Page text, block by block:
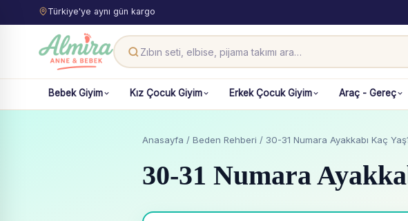
Türkiye'ye aynı gün kargo
Bebek Giyim Kız Çocuk Giyim Erkek Çocuk Giyim Araç - Gereç
Anasayfa / Beden Rehberi / 30-31 Numara Ayakkabı Kaç
30-31 Numara